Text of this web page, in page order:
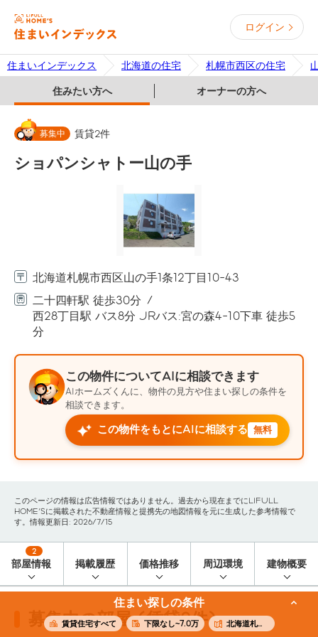
ログイン
住まいインデックス 北海道の住宅 札幌市西区の住宅
住みたい方へ オーナーの方へ
住まい探しの条件
賃貸住宅すべて 下限なし~7.0万 北海道札幌市西区
募集中 賃貸2件
ショパンシャトー山の手
北海道札幌市西区山の手1条12丁目10-43
二十四軒駅 徒歩30分
西28丁目駅 バス8分 JRバス:宮の森4-10下車 徒歩5
分
この物件についてAIに相談できます
AIホームズくんに、物件の見方や住まい探しの条件を
相談できます。
この物件をもとにAIに相談する 無料
このページの情報は広告情報ではありません。過去から現在までにLIFULL
HOME'Sに掲載された不動産情報と提携先の地図情報を元に生成した参考情報で
す。情報更新日: 2026/7/15
部屋情報
2
掲載履歴 価格推移 周辺環境 建物概要
募集中の部屋 (賃貸2件)